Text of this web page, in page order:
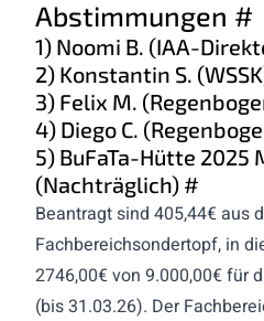
Abstimmungen #
1) Noomi B. (IAA-
2) Konstantin S.
3) Felix M.
4) Diego C.
5) BuFaTa-Hütte 2025
(Nachträglich) #
Beantragt sind 405,44€ aus
Fachbereichsondertopf, in
2746,00€ von 9.000,00€ für
(bis 31.03.26). Der